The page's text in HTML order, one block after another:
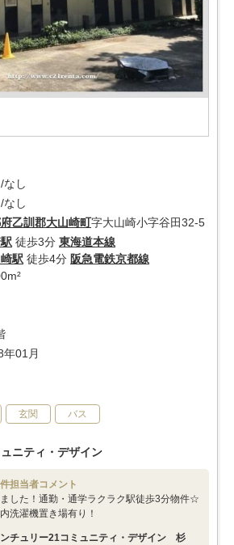
なし
なし
乙訓郡大山崎町字大山崎小字谷田32-5
徒歩3分 東海道本線
駅 徒歩4分 阪急電鉄京都線
年01月
玄関 バス
ニティ・デザイン
担当者コメント
した！通勤・通学ラクラク駅徒歩3分物件☆
洗濯機置き場有り！
チュリー21コミュニティ・デザイン 杉